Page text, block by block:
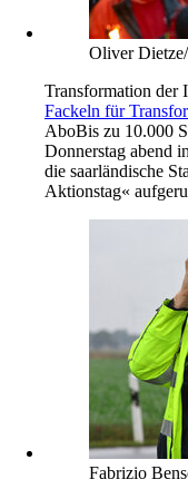
Oliver
Transformation der
Fackeln für
AboBis zu 10.000
Donnerstag abend
die saarländische
Aktionstag«
Fabrizio